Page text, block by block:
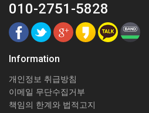
010-2751-5828
Information
개인정보 취급방침
이메일 무단수집거부
책임의 한계와 법적고지